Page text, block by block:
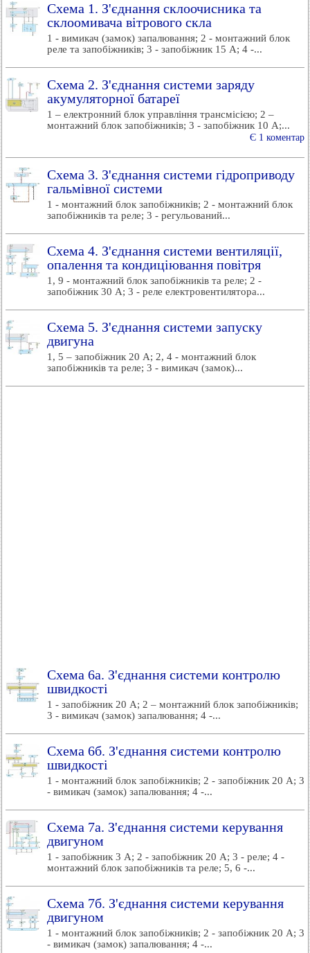
Схема 1. З'єднання склоочисника та
склоомивача вітрового скла
1 - вимикач (замок) запалювання; 2 - монтажний блок
реле та запобіжників; 3 - запобіжник 15 А; 4 -...
Схема 2. З'єднання системи заряду
акумуляторної батареї
1 – електронний блок управління трансмісією; 2 –
монтажний блок запобіжників; 3 - запобіжник 10 А;...
Є 1 коментар
Схема 3. З'єднання системи гідроприводу
гальмівної системи
1 - монтажний блок запобіжників; 2 - монтажний блок
запобіжників та реле; 3 - регульований...
Схема 4. З'єднання системи вентиляції,
опалення та кондиціювання повітря
1, 9 - монтажний блок запобіжників та реле; 2 -
запобіжник 30 А; 3 - реле електровентилятора...
Схема 5. З'єднання системи запуску
двигуна
1, 5 – запобіжник 20 А; 2, 4 - монтажний блок
запобіжників та реле; 3 - вимикач (замок)...
Схема 6а. З'єднання системи контролю
швидкості
1 - запобіжник 20 А; 2 – монтажний блок запобіжників;
3 - вимикач (замок) запалювання; 4 -...
Схема 6б. З'єднання системи контролю
швидкості
1 - монтажний блок запобіжників; 2 - запобіжник 20 А; 3
- вимикач (замок) запалювання; 4 -...
Схема 7а. З'єднання системи керування
двигуном
1 - запобіжник 3 А; 2 - запобіжник 20 А; 3 - реле; 4 -
монтажний блок запобіжників та реле; 5, 6 -...
Схема 7б. З'єднання системи керування
двигуном
1 - монтажний блок запобіжників; 2 - запобіжник 20 А; 3
- вимикач (замок) запалювання; 4 -...